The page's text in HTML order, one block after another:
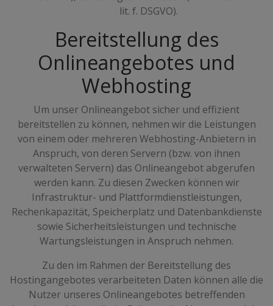
lit. f. DSGVO).
Bereitstellung des
Onlineangebotes und
Webhosting
Um unser Onlineangebot sicher und effizient
bereitstellen zu können, nehmen wir die Leistungen
von einem oder mehreren Webhosting-Anbietern in
Anspruch, von deren Servern (bzw. von ihnen
verwalteten Servern) das Onlineangebot abgerufen
werden kann. Zu diesen Zwecken können wir
Infrastruktur- und Plattformdienstleistungen,
Rechenkapazität, Speicherplatz und Datenbankdienste
sowie Sicherheitsleistungen und technische
Wartungsleistungen in Anspruch nehmen.
Zu den im Rahmen der Bereitstellung des
Hostingangebotes verarbeiteten Daten können alle die
Nutzer unseres Onlineangebotes betreffenden